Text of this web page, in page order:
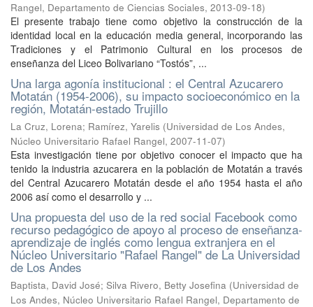
Rangel, Departamento de Ciencias Sociales, 2013-09-18)
El presente trabajo tiene como objetivo la construcción de la
identidad local en la educación media general, incorporando las
Tradiciones y el Patrimonio Cultural en los procesos de
enseñanza del Liceo Bolivariano “Tostós”, ...
Una larga agonía institucional : el Central Azucarero
Motatán (1954-2006), su impacto socioeconómico en la
región, Motatán-estado Trujillo
La Cruz, Lorena; Ramírez, Yarelis (Universidad de Los Andes,
Núcleo Universitario Rafael Rangel, 2007-11-07)
Esta investigación tiene por objetivo conocer el impacto que ha
tenido la industria azucarera en la población de Motatán a través
del Central Azucarero Motatán desde el año 1954 hasta el año
2006 así como el desarrollo y ...
Una propuesta del uso de la red social Facebook como
recurso pedagógico de apoyo al proceso de enseñanza-
aprendizaje de inglés como lengua extranjera en el
Núcleo Universitario "Rafael Rangel" de La Universidad
de Los Andes
Baptista, David José; Silva Rivero, Betty Josefina (Universidad de
Los Andes, Núcleo Universitario Rafael Rangel, Departamento de